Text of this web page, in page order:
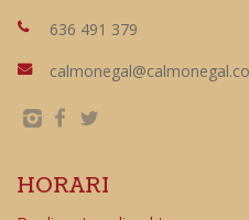
636 491 379
HORARI